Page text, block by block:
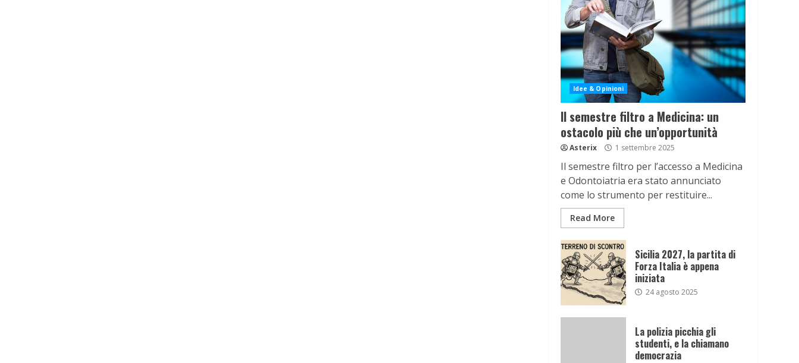
Idee & Opinioni
Il semestre filtro a Medicina: un
ostacolo più che un’opportunità
Asterix 1 settembre 2025
Il semestre filtro per l’accesso a Medicina
e Odontoiatria era stato annunciato
come lo strumento per restituire...
Read More
Sicilia 2027, la partita di
Forza Italia è appena
iniziata
24 agosto 2025
La polizia picchia gli
studenti, e la chiamano
democrazia